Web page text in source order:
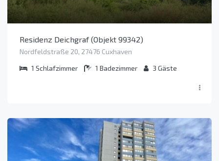
Residenz Deichgraf (Objekt 99342)
Nordfeldstraße 20, 27476 Cuxhaven
1 Schlafzimmer 1 Badezimmer 3 Gäste